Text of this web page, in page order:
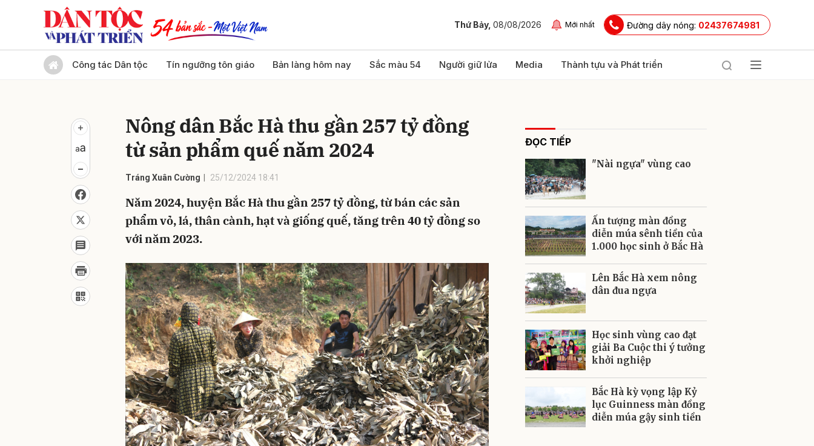
Thứ Bảy, 08/08/2026 Mới nhất Đường dây nóng: 02437674981
Công tác Dân tộc Tín ngưỡng tôn giáo Bản làng hôm nay Sắc màu 54 Người giữ lửa Media Thành tựu và Phát triển
Nông dân Bắc Hà thu gần 257 tỷ đồng
từ sản phẩm quế năm 2024
Tráng Xuân Cường 25/12/2024 18:41
Năm 2024, huyện Bắc Hà thu gần 257 tỷ đồng, từ bán các sản
phẩm vỏ, lá, thân cành, hạt và giống quế, tăng trên 40 tỷ đồng so
với năm 2023.
ĐỌC TIẾP
"Nài ngựa" vùng cao
Ấn tượng màn đồng
diễn múa sênh tiền của
1.000 học sinh ở Bắc Hà
Lên Bắc Hà xem nông
dân đua ngựa
Học sinh vùng cao đạt
giải Ba Cuộc thi ý tưởng
khởi nghiệp
Bắc Hà kỳ vọng lập Kỷ
lục Guinness màn đồng
diễn múa gậy sinh tiền
Gửi bình luận
Gửi